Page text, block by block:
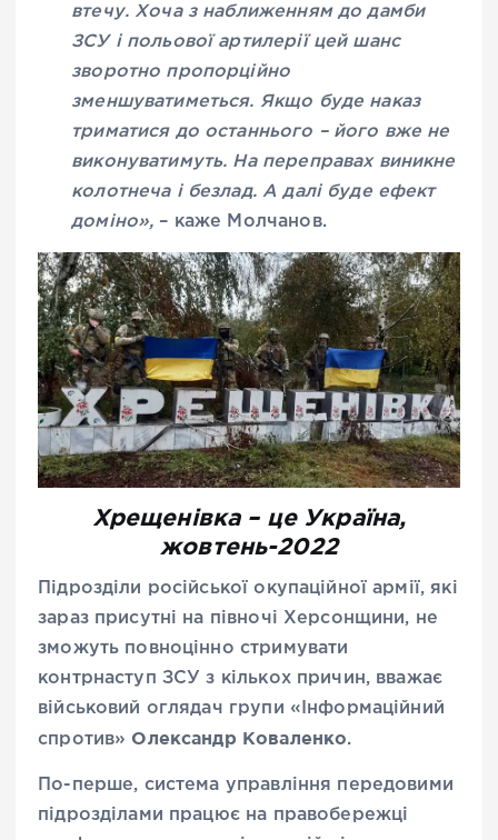
втечу. Хоча з наближенням до дамби
ЗСУ і польової артилерії цей шанс
зворотно пропорційно
зменшуватиметься. Якщо буде наказ
триматися до останнього – його вже не
виконуватимуть. На переправах виникне
колотнеча і безлад. А далі буде ефект
доміно», – каже Молчанов.
Хрещенівка – це Україна,
жовтень-2022
Підрозділи російської окупаційної армії, які
зараз присутні на півночі Херсонщини, не
зможуть повноцінно стримувати
контрнаступ ЗСУ з кількох причин, вважає
військовий оглядач групи «Інформаційний
спротив» Олександр Коваленко.
По-перше, система управління передовими
підрозділами працює на правобережці